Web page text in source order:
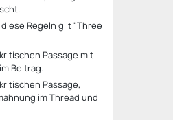
Regeln gilt "Three
Passage mit
Beitrag.
Passage,
im Thread und